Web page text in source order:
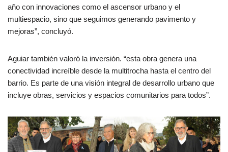
año con innovaciones como el ascensor urbano y el
multiespacio, sino que seguimos generando pavimento y
mejoras”, concluyó.
Aguiar también valoró la inversión. “esta obra genera una
conectividad increíble desde la multitrocha hasta el centro del
barrio. Es parte de una visión integral de desarrollo urbano que
incluye obras, servicios y espacios comunitarios para todos”.